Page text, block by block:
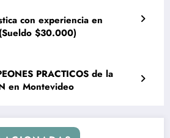
con experiencia en
$30.000)
PRACTICOS de la
en Montevideo